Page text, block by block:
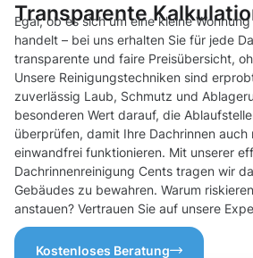
Transparente
Egal, ob es sich um eine kleine
handelt – bei uns erhalten Sie für jede
transparente und faire Preisübersicht,
Unsere Reinigungstechniken sind
zuverlässig Laub, Schmutz und
besonderen Wert darauf, die
überprüfen, damit Ihre Dachrinnen auch
einwandfrei funktionieren. Mit unserer
Dachrinnenreinigung Cents tragen wir
Gebäudes zu bewahren. Warum
anstauen? Vertrauen Sie auf unsere
Kostenloses Beratung